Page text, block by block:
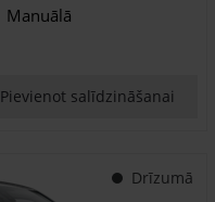
Manuālā
Pievienot salīdzināšanai
Drīzumā